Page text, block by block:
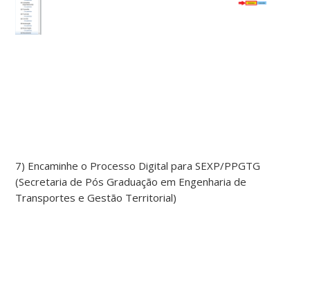
7) Encaminhe o Processo Digital para SEXP/PPGTG
(Secretaria de Pós Graduação em Engenharia de
Transportes e Gestão Territorial)